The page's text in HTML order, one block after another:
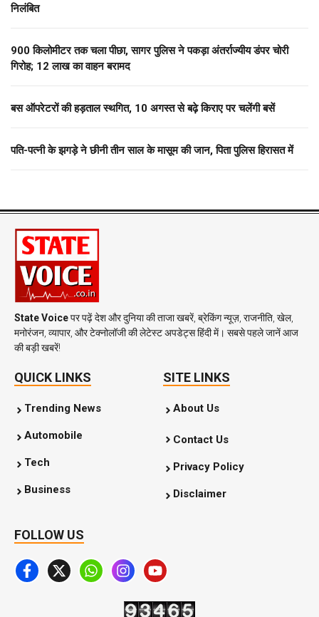
निलंबित
900 किलोमीटर तक चला पीछा, सागर पुलिस ने पकड़ा अंतर्राज्यीय डंपर चोरी
गिरोह; 12 लाख का वाहन बरामद
बस ऑपरेटरों की हड़ताल स्थगित, 10 अगस्त से बढ़े किराए पर चलेंगी बसें
पति-पत्नी के झगड़े ने छीनी तीन साल के मासूम की जान, पिता पुलिस हिरासत में
State Voiceपर पढ़ें देश और दुनिया की ताजा खबरें, ब्रेकिंग न्यूज़, राजनीति, खेल,
मनोरंजन, व्यापार, और टेक्नोलॉजी की लेटेस्ट अपडेट्स हिंदी में। सबसे पहले जानें आज
की बड़ी खबरें!
QUICK LINKS
Trending News
Automobile
Tech
Business
SITE LINKS
About Us
Contact Us
Privacy Policy
Disclaimer
FOLLOW US